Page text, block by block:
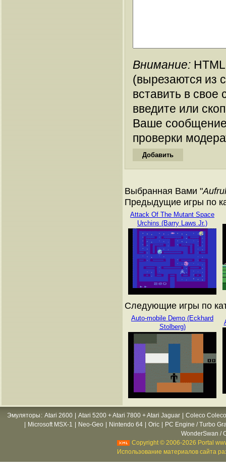
Внимание:
(вырезаются из
вставить в
введите или
Ваше
проверки
Выбранная Вами "
Предыдущие игры по
Attack Of The Mutant Space
Urchins (Barry Laws Jr.)
Следующие игры по
Auto-mobile Demo (Eckhard
Stolberg)
Эмуляторы : Atari 2600 Atari 5200 + Atari 7800 + Atari Jaguar
Coleco
Microsoft MSX-1 Neo-Geo Nintendo 64 Oric
PC Engine / Turbo
WonderSwan /
Copyright © 2006-2026 Portal
Использование материалов сайта